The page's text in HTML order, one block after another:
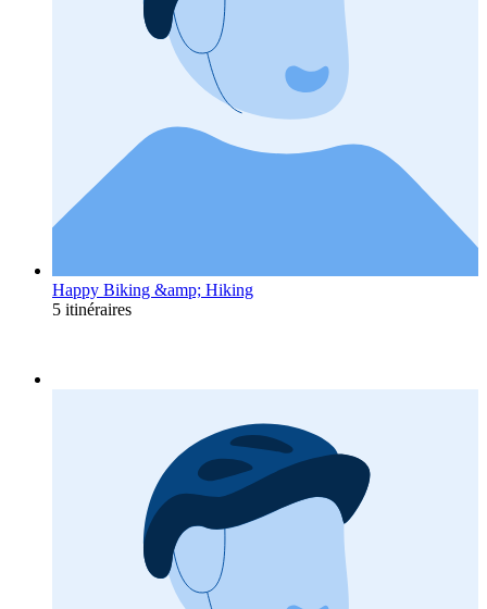
Happy Biking &amp; Hiking
5 itinéraires